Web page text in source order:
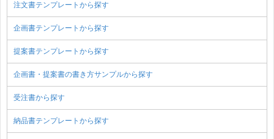
注文書テンプレートから探す
企画書テンプレートから探す
提案書テンプレートから探す
企画書・提案書の書き方サンプルから探す
受注書から探す
納品書テンプレートから探す